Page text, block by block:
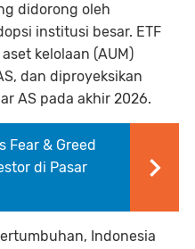
didorong oleh
institusi besar. ETF
kelolaan (AUM)
dan diproyeksikan
AS pada akhir 2026.
Fear & Greed
di Pasar
Indonesia